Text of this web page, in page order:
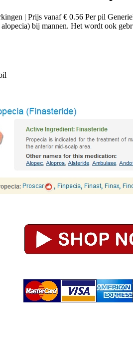
| Prijs vanaf € 0.56 Per pil
bij mannen. Het wordt ook